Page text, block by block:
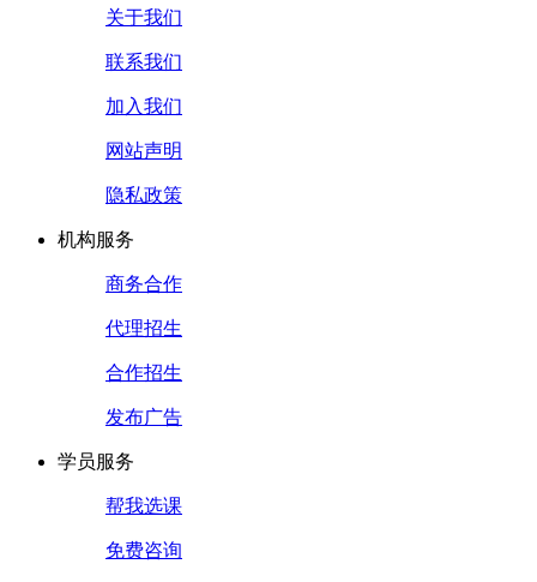
关于我们
联系我们
加入我们
网站声明
隐私政策
机构服务
商务合作
代理招生
合作招生
发布广告
学员服务
帮我选课
免费咨询